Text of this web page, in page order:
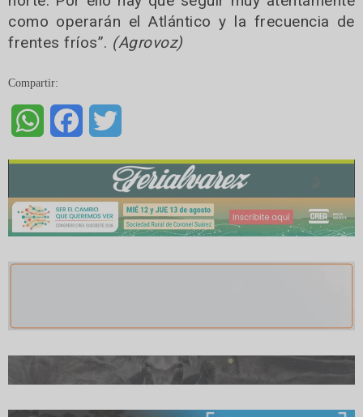
como operarán el Atlántico y la frecuencia de
frentes fríos”. (Agrovoz)
Compartir:
WhatsAppFacebook